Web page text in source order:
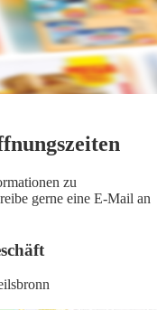
zu
gerne eine E-Mail an